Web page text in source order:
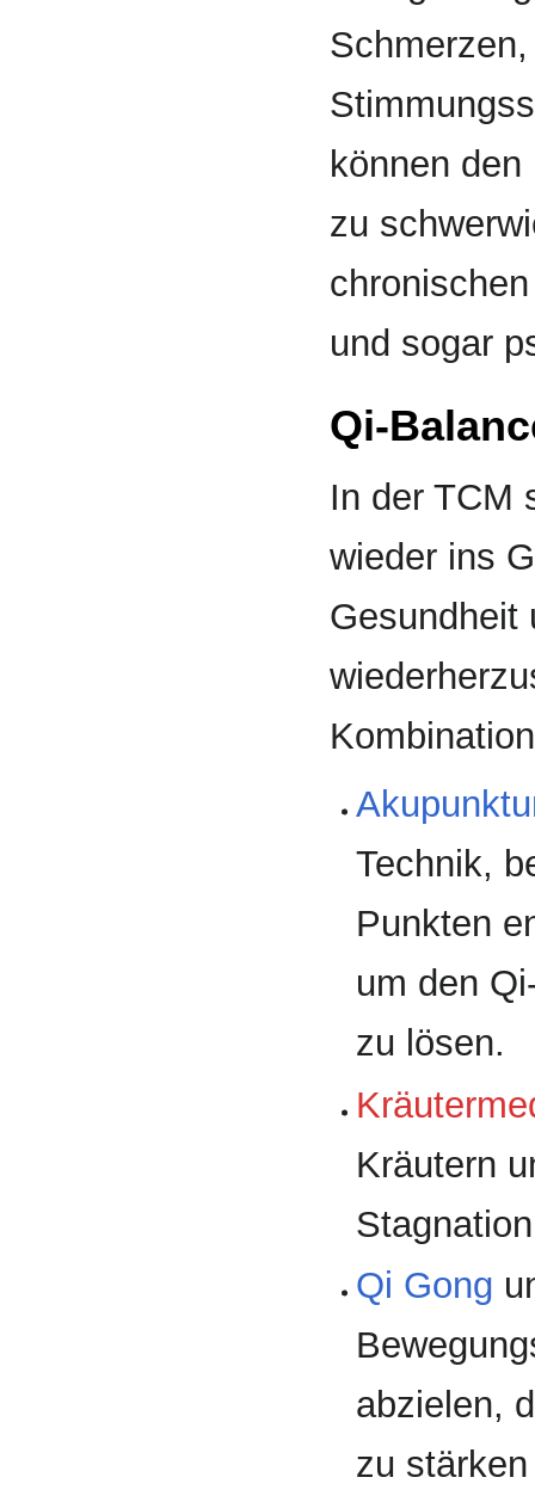
können
zu
und sogar
Qi-
In der TCM
wieder ins
Gesundheit
Technik,
Punkten
um den
zu lösen.
Kräutern
Qi Gong
abzielen,
zu